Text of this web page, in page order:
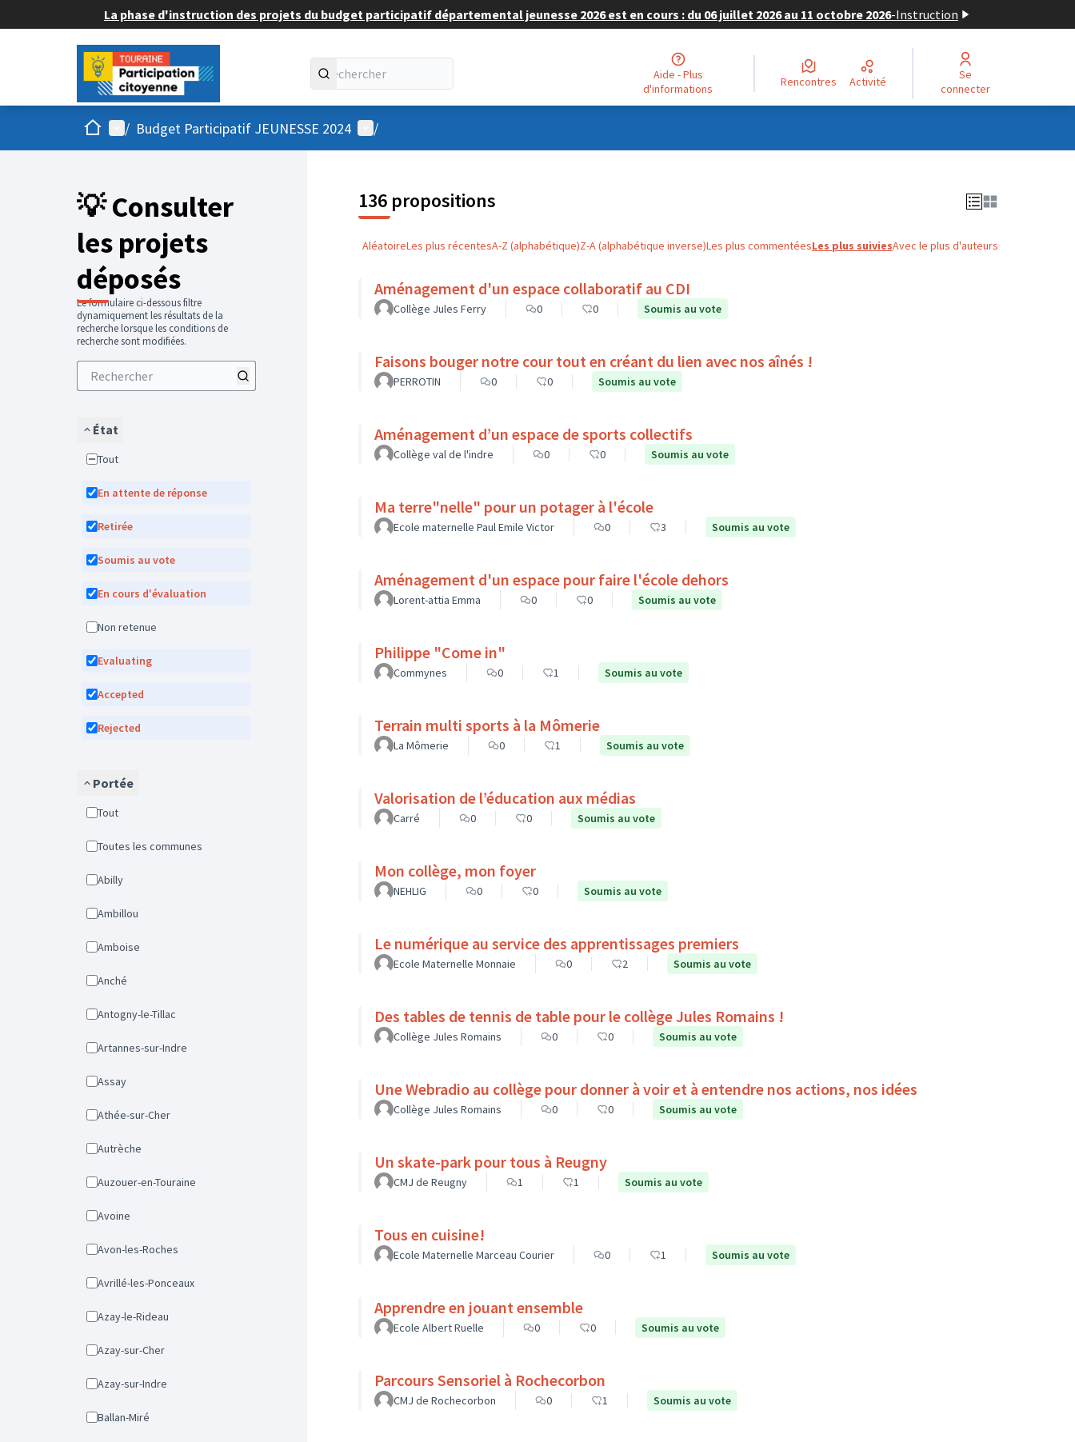
La phase d'instruction des projets du budget participatif départemental jeunesse 2026 est en cours : du 06 juillet 2026 au 11 octobre 2026-Instruction
Aide - Plus
d'informations
Rencontres Activité
Se
connecter
AccueilMenu principal
/ Budget Participatif JEUNESSE 2024 Menu utilisateur
/
💡 Consulter
les projets
déposés
Le formulaire ci-dessous filtre
dynamiquement les résultats de la
recherche lorsque les conditions de
recherche sont modifiées.
État
Tout
En attente de réponse
Retirée
Soumis au vote
En cours d'évaluation
Non retenue
Evaluating
Accepted
Rejected
Portée
Tout
Toutes les communes
Abilly
Ambillou
Amboise
Anché
Antogny-le-Tillac
Artannes-sur-Indre
Assay
Athée-sur-Cher
Autrèche
Auzouer-en-Touraine
Avoine
Avon-les-Roches
Avrillé-les-Ponceaux
Azay-le-Rideau
Azay-sur-Cher
Azay-sur-Indre
Ballan-Miré
136 propositions
AléatoireLes plus récentesA-Z (alphabétique)Z-A (alphabétique inverse)Les plus commentéesLes plus suiviesAvec le plus d'auteurs
Aménagement d'un espace collaboratif au CDI
Collège Jules Ferry 0 0 Soumis au vote
Faisons bouger notre cour tout en créant du lien avec nos aînés !
PERROTIN 0 0 Soumis au vote
Aménagement d’un espace de sports collectifs
Collège val de l'indre 0 0 Soumis au vote
Ma terre"nelle" pour un potager à l'école
Ecole maternelle Paul Emile Victor 0 3 Soumis au vote
Aménagement d'un espace pour faire l'école dehors
Lorent-attia Emma 0 0 Soumis au vote
Philippe "Come in"
Commynes 0 1 Soumis au vote
Terrain multi sports à la Mômerie
La Mômerie 0 1 Soumis au vote
Valorisation de l’éducation aux médias
Carré 0 0 Soumis au vote
Mon collège, mon foyer
NEHLIG 0 0 Soumis au vote
Le numérique au service des apprentissages premiers
Ecole Maternelle Monnaie 0 2 Soumis au vote
Des tables de tennis de table pour le collège Jules Romains !
Collège Jules Romains 0 0 Soumis au vote
Une Webradio au collège pour donner à voir et à entendre nos actions, nos idées
Collège Jules Romains 0 0 Soumis au vote
Un skate-park pour tous à Reugny
CMJ de Reugny 1 1 Soumis au vote
Tous en cuisine!
Ecole Maternelle Marceau Courier 0 1 Soumis au vote
Apprendre en jouant ensemble
Ecole Albert Ruelle 0 0 Soumis au vote
Parcours Sensoriel à Rochecorbon
CMJ de Rochecorbon 0 1 Soumis au vote